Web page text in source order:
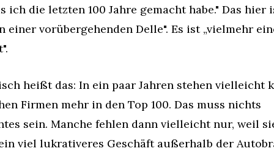
ich die letzten 100 Jahre gemacht habe." Das hier
einer vorübergehenden Delle". Es ist „vielmehr
heißt das: In ein paar Jahren stehen vielleicht
Firmen mehr in den Top 100. Das muss nichts
sein. Manche fehlen dann vielleicht nur, weil
viel lukrativeres Geschäft außerhalb der